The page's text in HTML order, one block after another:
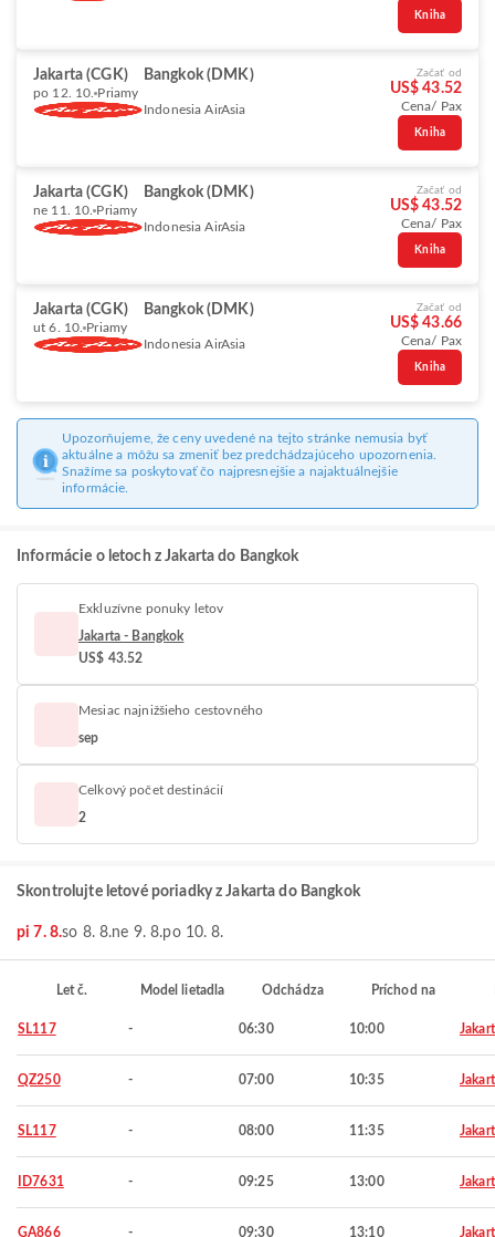
Kniha
Jakarta (CGK) Bangkok (DMK)
po 12. 10. Priamy
Indonesia AirAsia
Začať od
US$ 43.52
Cena/ Pax
Kniha
Jakarta (CGK) Bangkok (DMK)
ne 11. 10. Priamy
Indonesia AirAsia
Začať od
US$ 43.52
Cena/ Pax
Kniha
Jakarta (CGK) Bangkok (DMK)
ut 6. 10. Priamy
Indonesia AirAsia
Začať od
US$ 43.66
Cena/ Pax
Kniha
Upozorňujeme, že ceny uvedené na tejto stránke nemusia byť
aktuálne a môžu sa zmeniť bez predchádzajúceho upozornenia.
Snažíme sa poskytovať čo najpresnejšie a najaktuálnejšie
informácie.
Informácie o letoch z Jakarta do Bangkok
Exkluzívne ponuky letov
Jakarta - Bangkok
US$ 43.52
Mesiac najnižšieho cestovného
sep
Celkový počet destinácií
2
Skontrolujte letové poriadky z Jakarta do Bangkok
pi 7. 8.so 8. 8.ne 9. 8.po 10. 8.
Let č. Model lietadla Odchádza Príchod na
SL117 - 06:30 10:00
QZ250 - 07:00 10:35
SL117 - 08:00 11:35
ID7631 - 09:25 13:00
GA866 - 09:30 13:10